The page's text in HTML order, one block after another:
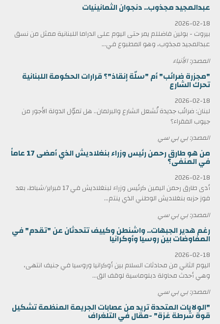
عبدالمجيد مجذوب.. دنجوان الثمانينيات
2026-02-18
بيروت - بولين فاضللم يمر حتى اليوم على الدراما اللبنانية ممثل من نسق
عبدالمجيد مجذوب، وهو المطبوع في...
المصدر: الأنباء
"مجزرة ضرائب" أم "سلّة إنقاذ"؟ قرارات الحكومة اللبنانية
تحرك الشارع
2026-02-18
لبنان: ضرائب جديدة تُشعل الشارع والبرلمان.. هل تموّل الدولة الأجور من
جيوب الفقراء؟
المصدر: بي بي سي
من هو طارق رحمن رئيس وزراء بنغلاديش الذي أمضى 17 عاماً
في المنفى؟
2026-02-18
أدى طارق رحمن اليمين كرئيس وزراء لبنغلاديش في 17 فبراير/شباط، بعد
فوز حزبه بنغلاديش الوطني الذي ينتم...
المصدر: بي بي سي
رغم هدير الجبهات.. واشنطن وكييف تتحدثان عن "تقدم" في
المفاوضات بين روسيا وأوكرانيا
2026-02-18
اليوم الثاني من محادثات السلام بين أوكرانيا وروسيا في جنيف انتهى،
وهي أحدث محاولة دبلوماسية لوقف الق...
المصدر: بي بي سي
"الولايات المتحدة تريد من عصابات الجريمة المنظمة تشكيل
قوة شرطة غزة" -مقال في التلغراف